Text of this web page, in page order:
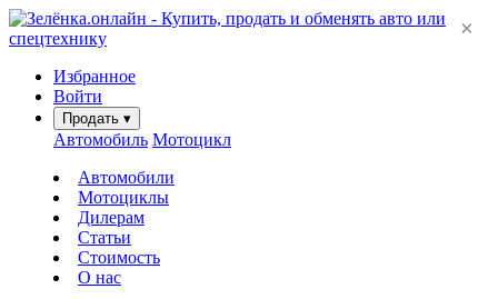
Избранное
Войти
Продать ▾
Автомобиль Мотоцикл
Автомобили
Мотоциклы
Дилерам
Статьи
Стоимость
О нас
×